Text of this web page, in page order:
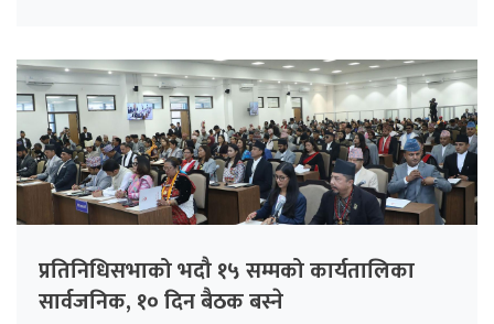
प्रतिनिधिसभाको भदौ १५ सम्मको कार्यतालिका
सार्वजनिक, १० दिन बैठक बस्ने